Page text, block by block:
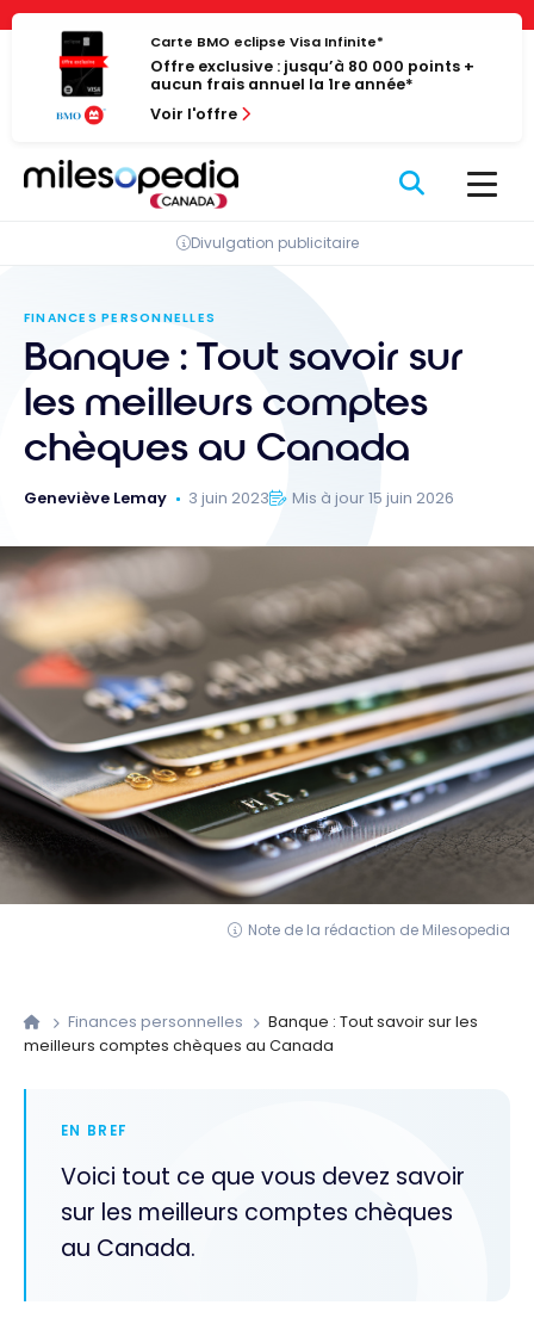
Panneau de gestion des cookies
Passer
contenu
Carte BMO eclipse Visa Infinite*
Offre exclusive : jusqu’à 80 000 points +
aucun frais annuel la 1re année*
Voir l'offre
Divulgation publicitaire
FINANCES PERSONNELLES
Banque : Tout savoir sur
les meilleurs comptes
chèques au Canada
Geneviève Lemay 3 juin 2023 Mis à jour 15 juin 2026
Note de la rédaction de Milesopedia
Finances personnelles
Banque : Tout savoir sur les
meilleurs comptes chèques au Canada
EN BREF
Voici tout ce que vous devez savoir
sur les meilleurs comptes chèques
au Canada.